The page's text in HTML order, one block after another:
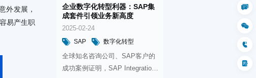
态。
成套件引领业务新高度
2025-02-24
SAP
数字化转型
ERP